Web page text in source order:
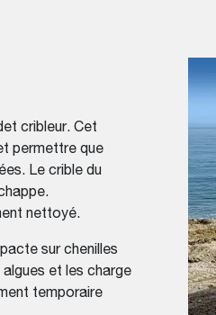
cribleur. Cet
permettre que
Le crible du
nettoyé.
sur chenilles
algues et les charge
temporaire